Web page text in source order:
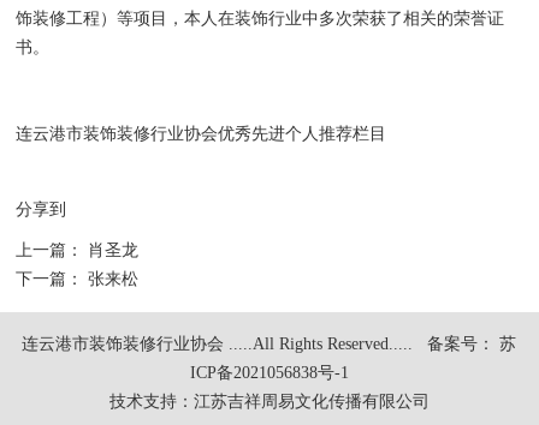
饰装修工程）等项目，本人在装饰行业中多次荣获了相关的荣誉证
书。
连云港市装饰装修行业协会优秀先进个人推荐栏目
分享到
上一篇： 肖圣龙
下一篇：张来松
连云港市装饰装修行业协会 .....All Rights Reserved.....备案号： 苏
ICP备2021056838号-1
技术支持： 江苏吉祥周易文化传播有限公司